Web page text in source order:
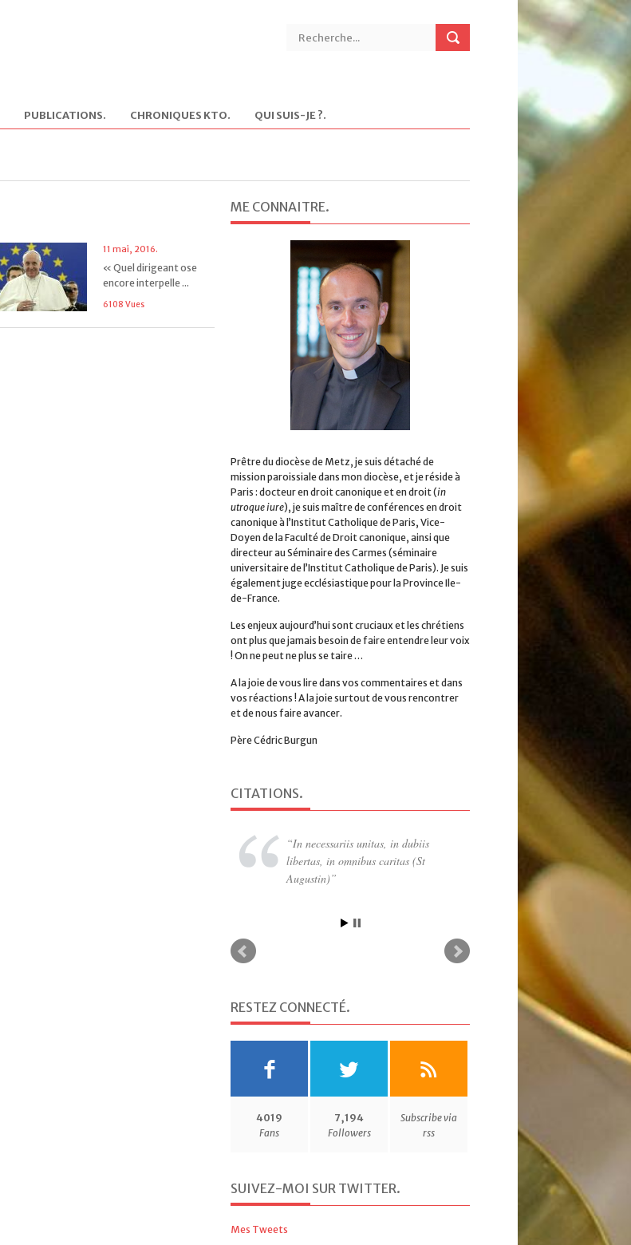
PUBLICATIONS. CHRONIQUES KTO. QUI SUIS-JE ?.
11 mai, 2016.
« Quel dirigeant ose
encore interpelle ...
6108 Vues
ME CONNAITRE.
Prêtre du diocèse de Metz, je suis détaché de
mission paroissiale dans mon diocèse, et je réside à
Paris : docteur en droit canonique et en droit (in
utroque iure), je suis maître de conférences en droit
canonique à l’Institut Catholique de Paris, Vice-
Doyen de la Faculté de Droit canonique, ainsi que
directeur au Séminaire des Carmes (séminaire
universitaire de l’Institut Catholique de Paris). Je suis
également juge ecclésiastique pour la Province Ile-
de-France.
Les enjeux aujourd’hui sont cruciaux et les chrétiens
ont plus que jamais besoin de faire entendre leur voix
! On ne peut ne plus se taire …
A la joie de vous lire dans vos commentaires et dans
vos réactions ! A la joie surtout de vous rencontrer
et de nous faire avancer.
Père Cédric Burgun
CITATIONS.
In necessariis unitas, in dubiis
libertas, in omnibus caritas (St
Augustin)
RESTEZ CONNECTÉ.
4019
Fans
7,194
Followers
Subscribe via
rss
SUIVEZ-MOI SUR TWITTER.
Mes Tweets